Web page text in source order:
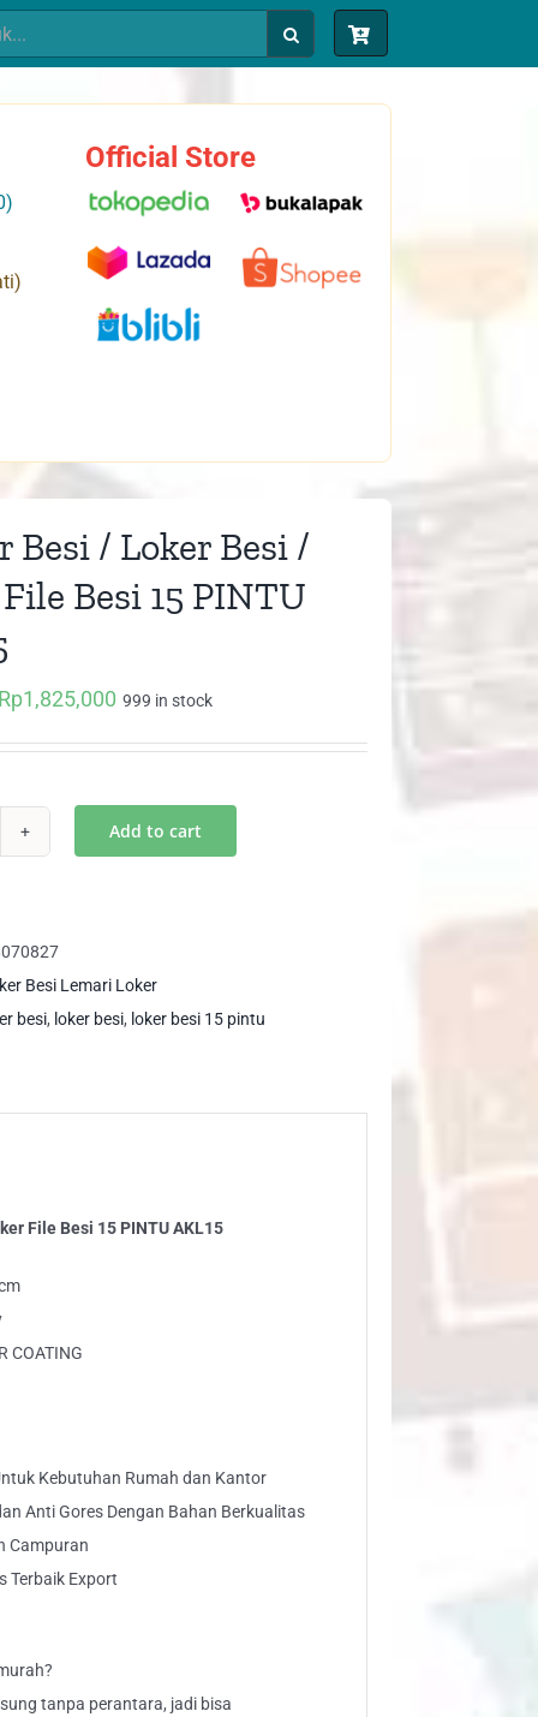
Official Store
Besi / Loker Besi /
Besi 15 PINTU
Original
Rp1,825,000 Current
999 in stock
Add to cart
Besi Lemari Loker
besi, loker besi, loker besi 15 pintu
File Besi 15 PINTU AKL15
COATING
Kebutuhan Rumah dan Kantor
Anti Gores Dengan Bahan Berkualitas
Campuran
Terbaik Export
tanpa perantara, jadi bisa